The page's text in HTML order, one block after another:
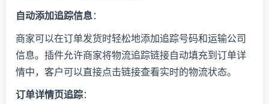
自动添加追踪信息：
商家可以在订单发货时轻松地添加追踪号码和运输公司
信息。插件允许商家将物流追踪链接自动填充到订单详
情中，客户可以直接点击链接查看实时的物流状态。
订单详情页追踪：